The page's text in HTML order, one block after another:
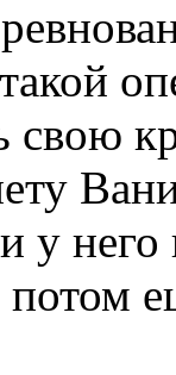
свою
у него